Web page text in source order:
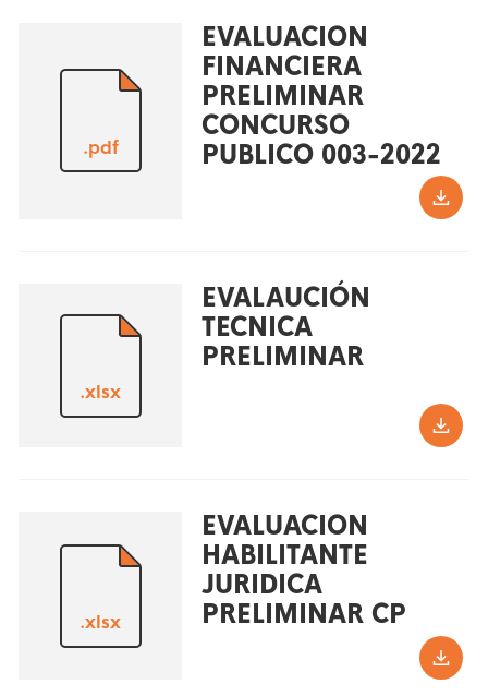
.pdf
EVALUACION
FINANCIERA
PRELIMINAR
CONCURSO
PUBLICO 003-2022
.xlsx
EVALAUCIÓN
TECNICA
PRELIMINAR
.xlsx
EVALUACION
HABILITANTE
JURIDICA
PRELIMINAR CP